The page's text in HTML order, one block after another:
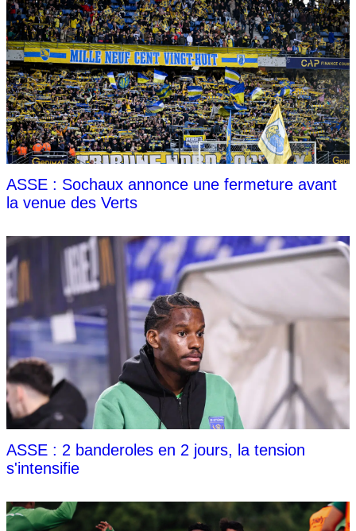
ASSE : Sochaux annonce une fermeture avant
la venue des Verts
ASSE : 2 banderoles en 2 jours, la tension
s'intensifie